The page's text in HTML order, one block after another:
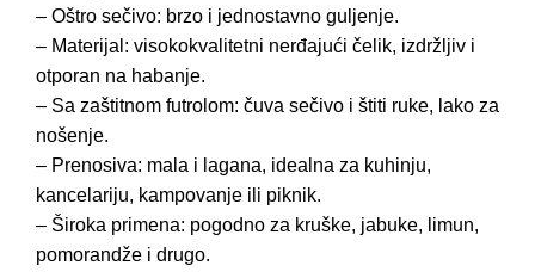
– Oštro sečivo: brzo i jednostavno guljenje.
– Materijal: visokokvalitetni nerđajući čelik, izdržljiv i
otporan na habanje.
– Sa zaštitnom futrolom: čuva sečivo i štiti ruke, lako za
nošenje.
– Prenosiva: mala i lagana, idealna za kuhinju,
kancelariju, kampovanje ili piknik.
– Široka primena: pogodno za kruške, jabuke, limun,
pomorandže i drugo.